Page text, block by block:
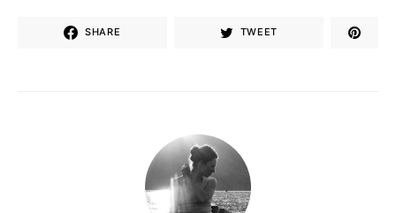
SHARE TWEET